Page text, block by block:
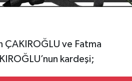
ÇAKIROĞLU ve Fatma
kardeşi;